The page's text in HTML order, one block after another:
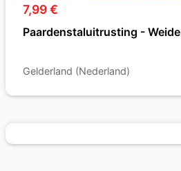
7,99 €
Paardenstaluitrusting - Weide
Gelderland (Nederland)